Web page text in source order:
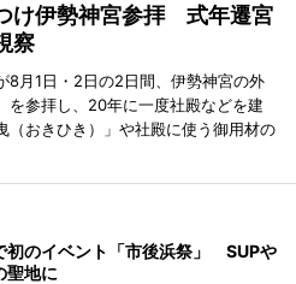
け伊勢神宮参拝 式年遷宮
察
8月1日・2日の2日間、伊勢神宮の外
を参拝し、20年に一度社殿などを建
（おきひき）」や社殿に使う御用材の
初のイベント「市後浜祭」 SUPや
聖地に